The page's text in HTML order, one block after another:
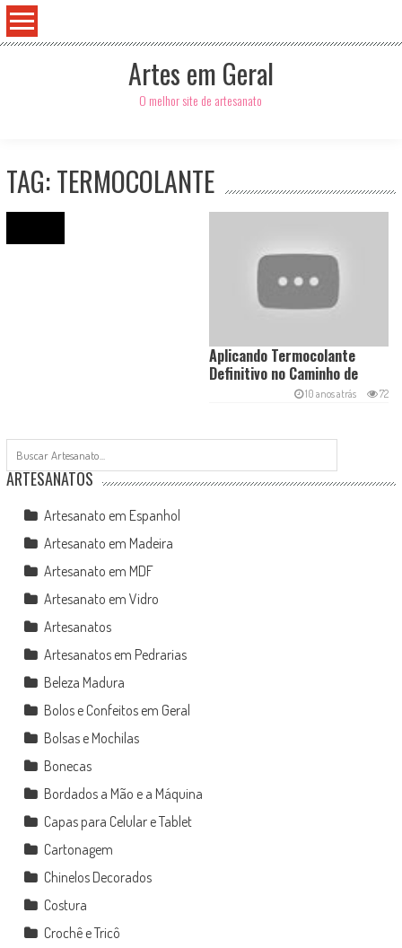
Artes em Geral
O melhor site de artesanato
TAG: TERMOCOLANTE
Aplicando Termocolante
Definitivo no Caminho de
10 anos atrás 72
for:
ARTESANATOS
Artesanato em Espanhol
Artesanato em Madeira
Artesanato em MDF
Artesanato em Vidro
Artesanatos
Artesanatos em Pedrarias
Beleza Madura
Bolos e Confeitos em Geral
Bolsas e Mochilas
Bonecas
Bordados a Mão e a Máquina
Capas para Celular e Tablet
Cartonagem
Chinelos Decorados
Costura
Crochê e Tricô